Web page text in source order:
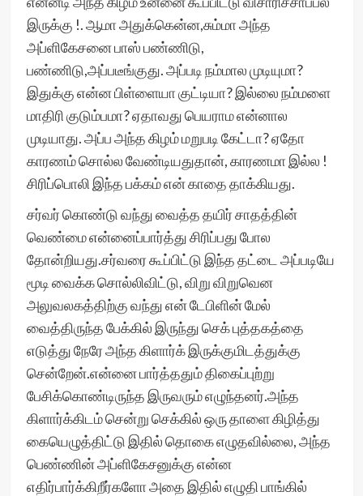
இருக்கு !. ஆமா அதுக்கென்ன,சும்மா அந்த
அப்ளிகேசனை பாஸ் பண்ணிடு,
பண்ணிடு,அப்படீங்குது. அப்படி நம்மால முடியுமா?
இதுக்கு என்ன பிள்ளையா குட்டியா? இல்லை நம்மளை
மாதிரி குடும்பமா? ஏதாவது பெயராம என்னால
முடியாது. அப்ப அந்த கிழம் மறுபடி கேட்டா? ஏதோ
காரணம் சொல்ல வேண்டியதுதான், காரணமா இல்ல !
சிரிப்பொலி இந்த பக்கம் என் காதை தாக்கியது.
சர்வர் கொண்டு வந்து வைத்த தயிர் சாதத்தின்
வெண்மை என்னைப்பார்த்து சிரிப்பது போல
தோன்றியது.சர்வரை கூப்பிட்டு இந்த தட்டை அப்படியே
மூடி வைக்க சொல்லிவிட்டு, விறு விறுவென
அலுவலகத்திற்கு வந்து என் டேபிளின் மேல்
வைத்திருந்த பேக்கில் இருந்து செக் புத்தகத்தை
எடுத்து நேரே அந்த கிளார்க் இருக்குமிடத்துக்கு
சென்றேன்.என்னை பார்த்ததும் திகைப்புற்று
பேசிக்கொண்டிருந்த இருவரும் எழுந்தனர்.அந்த
கிளார்க்கிடம் சென்று செக்கில் ஒரு தாளை கிழித்து
கையெழுத்திட்டு இதில் தொகை எழுதவில்லை, அந்த
பெண்ணின் அப்ளிகேசனுக்கு என்ன
எதிர்பார்க்கிறீர்களோ அதை இதில் எழுதி பாங்கில்